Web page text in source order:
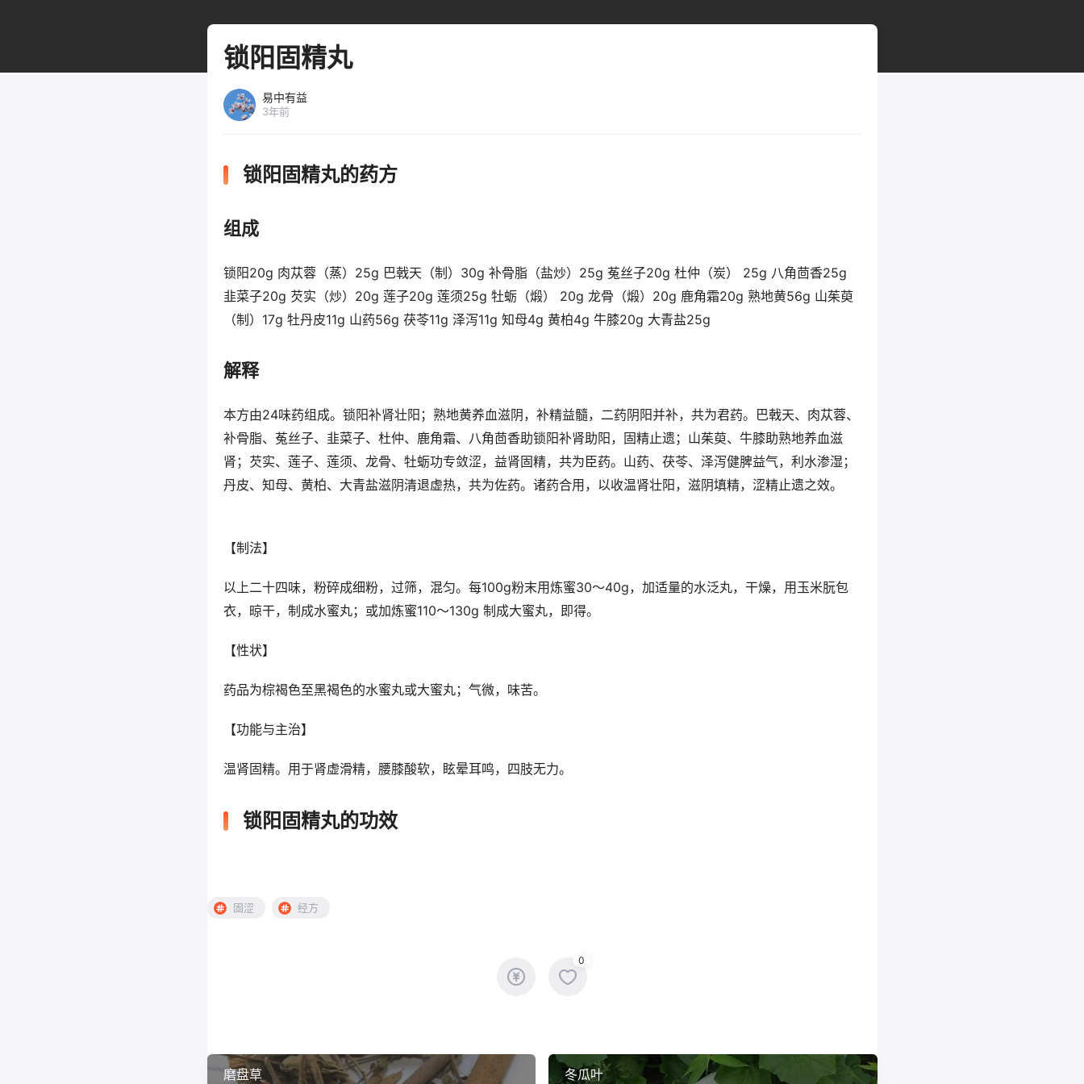
锁阳固精丸
易中有益
3年前
锁阳固精丸的药方
组成
锁阳20g 肉苁蓉（蒸）25g 巴戟天（制）30g 补骨脂（盐炒）25g 菟丝子20g 杜仲（炭） 25g 八角茴香25g
韭菜子20g 芡实（炒）20g 莲子20g 莲须25g 牡蛎（煅） 20g 龙骨（煅）20g 鹿角霜20g 熟地黄56g 山茱萸
（制）17g 牡丹皮11g 山药56g 茯苓11g 泽泻11g 知母4g 黄柏4g 牛膝20g 大青盐25g
解释
本方由24味药组成。锁阳补肾壮阳；熟地黄养血滋阴，补精益髓，二药阴阳并补，共为君药。巴戟天、肉苁蓉、
补骨脂、菟丝子、韭菜子、杜仲、鹿角霜、八角茴香助锁阳补肾助阳，固精止遗；山茱萸、牛膝助熟地养血滋
肾；芡实、莲子、莲须、龙骨、牡蛎功专敛涩，益肾固精，共为臣药。山药、茯苓、泽泻健脾益气，利水渗湿；
丹皮、知母、黄柏、大青盐滋阴清退虚热，共为佐药。诸药合用，以收温肾壮阳，滋阴填精，涩精止遗之效。
【制法】
以上二十四味，粉碎成细粉，过筛，混匀。每100g粉末用炼蜜30～40g，加适量的水泛丸，干燥，用玉米朊包
衣，晾干，制成水蜜丸；或加炼蜜110～130g 制成大蜜丸，即得。
【性状】
药品为棕褐色至黑褐色的水蜜丸或大蜜丸；气微，味苦。
【功能与主治】
温肾固精。用于肾虚滑精，腰膝酸软，眩晕耳鸣，四肢无力。
锁阳固精丸的功效
固涩 经方
0
磨盘草 冬瓜叶